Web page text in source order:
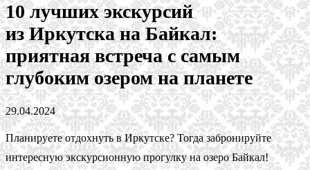
10 лучших экскурсий
из Иркутска на Байкал:
приятная встреча с самым
глубоким озером на планете
29.04.2024
Планируете отдохнуть в Иркутске? Тогда забронируйте
интересную экскурсионную прогулку на озеро Байкал!